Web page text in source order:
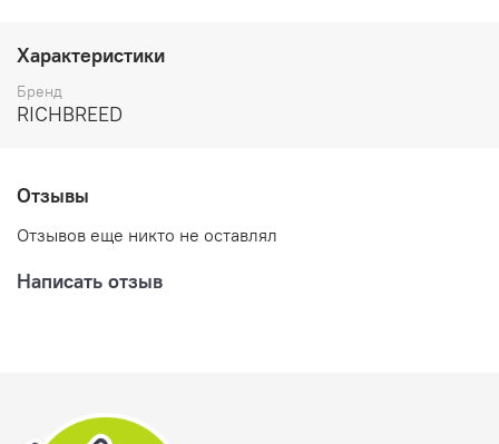
Характеристики
Бренд
RICHBREED
Отзывы
Отзывов еще никто не оставлял
Написать отзыв